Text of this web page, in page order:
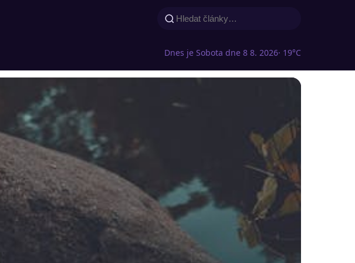
Dnes je Sobota dne 8 8. 2026· 19°C